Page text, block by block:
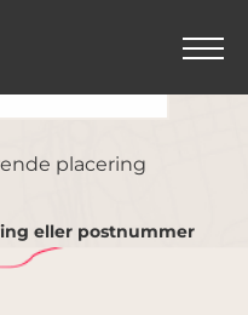
placering
eller postnummer
OM